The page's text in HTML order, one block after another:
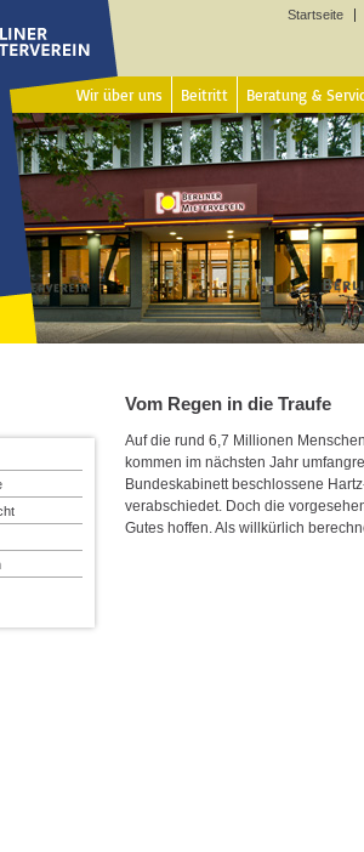
Startseite
Wir über uns Beitritt Beratung &
Vom Regen in die Traufe
Auf die rund 6,7 Millionen
kommen im nächsten Jahr
Bundeskabinett beschlossene
verabschiedet. Doch die
Gutes hoffen. Als willkürlich